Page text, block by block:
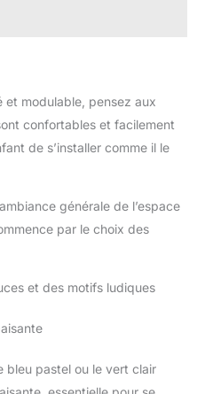
et modulable, pensez aux
confortables et facilement
de s’installer comme il le
générale de l’espace
par le choix des
et des motifs ludiques
bleu pastel ou le vert clair